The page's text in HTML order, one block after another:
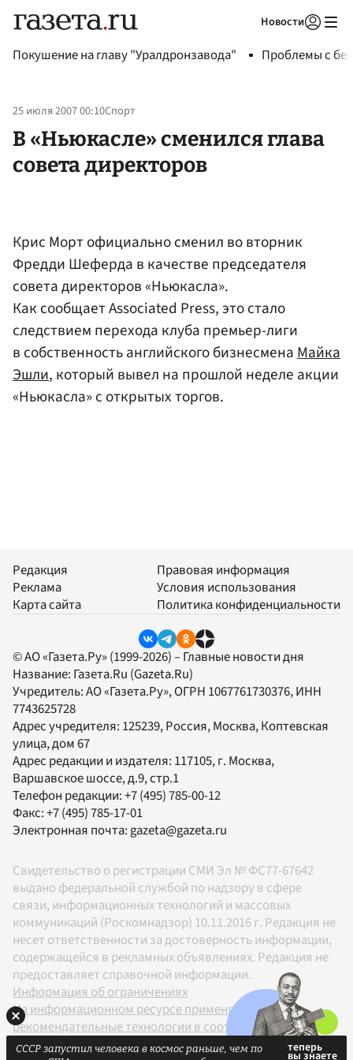
Новости
Покушение на главу "Уралдронзавода" Проблемы с
25 июля 2007 00:10Спорт
В «Ньюкасле» сменился глава
совета директоров
Крис Морт официально сменил во вторник
Фредди Шеферда в качестве председателя
совета директоров «Ньюкасла».
Как сообщает Associated Press, это стало
следствием перехода клуба премьер-лиги
в собственность английского бизнесменаМайка
Эшли, который вывел на прошлой неделе акции
«Ньюкасла» с открытых торгов.
Редакция
Реклама
Карта сайта
Правовая информация
Условия использования
Политика конфиденциальности
© АО «Газета.Ру» (1999-2026) – Главные новости дня
Название: Газета.Ru (Gazeta.Ru)
Учредитель:АО «Газета.Ру», ОГРН 1067761730376, ИНН
7743625728
Адрес учредителя: 125239, Россия, Москва, Коптевская
улица, дом 67
Адрес редакции и издателя: 117105, г. Москва,
Варшавское шоссе, д.9, стр.1
Телефон редакции:+7 (495) 785-00-12
Факс:+7 (495) 785-17-01
Электронная почта:gazeta@gazeta.ru
Свидетельство о регистрации СМИ Эл № ФС77-67642
выдано федеральной службой по надзору в сфере
связи, информационных технологий и массовых
коммуникаций (Роскомнадзор) 10.11.2016 г. Редакция не
несет ответственности за достоверность информации,
содержащейся в рекламных объявлениях. Редакция не
предоставляет справочной информации.
Информация об ограничениях
На информационном ресурсе применяются
рекомендательные технологии в соответствии с
Правилами
СССР запустил человека в космос раньше, чем по